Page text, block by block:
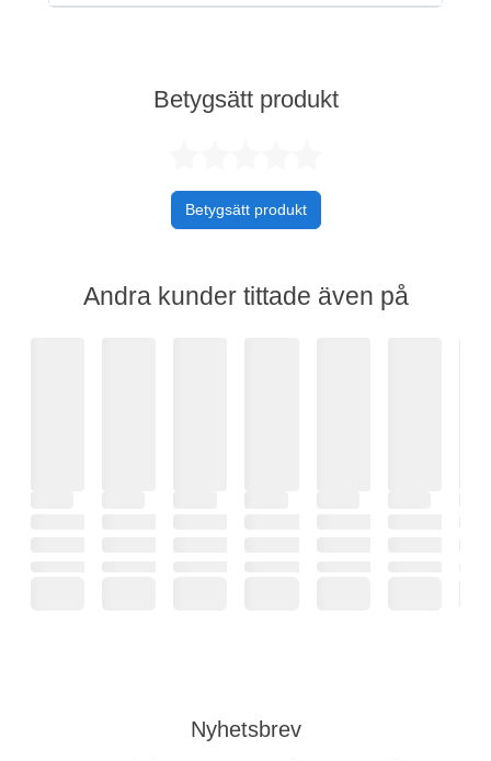
Betygsätt produkt
Betygsätt produkt
Andra kunder tittade även på
Nyhetsbrev